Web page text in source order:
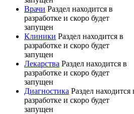
Врачи Раздел находится в
разработке и скоро будет
запущен
Клиники Раздел находится в
разработке и скоро будет
запущен
Лекарства Раздел находится в
разработке и скоро будет
запущен
Диагностика Раздел находится
разработке и скоро будет
запущен